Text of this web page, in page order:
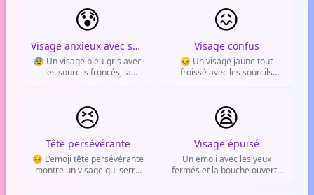
😰
Visage anxieux avec sueur
😰 Un visage bleu-gris avec
les sourcils froncés, la
l'anxiété, le stress ou la peur
de quelque chose qui va
arriver.
😖
Visage confus
😖 Un visage jaune tout
froissé avec les sourcils
confusion, la frustration ou le
désarroi face à une situation.
😣
Tête persévérante
😣 L'emoji tête persévérante
montre un visage qui serre
😩
Visage épuisé
Un emoji avec les yeux
fermés et la bouche ouverte